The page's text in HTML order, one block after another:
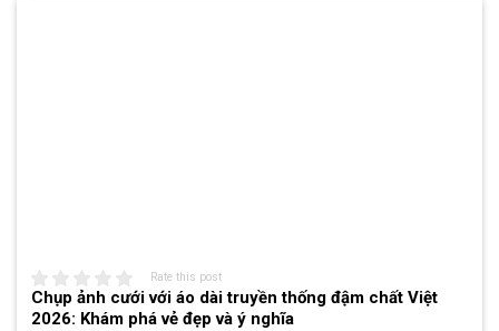
Rate this post
Chụp ảnh cưới với áo dài truyền thống đậm chất Việt
2026: Khám phá vẻ đẹp và ý nghĩa